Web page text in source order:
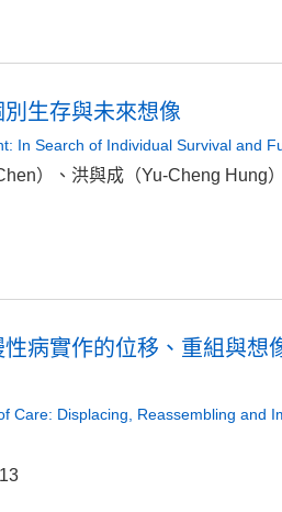
生存與未來想像
In Search of Individual Survival and
）、洪與成（Yu-Cheng Hung
病實作的位移、重組與
Displacing, Reassembling and